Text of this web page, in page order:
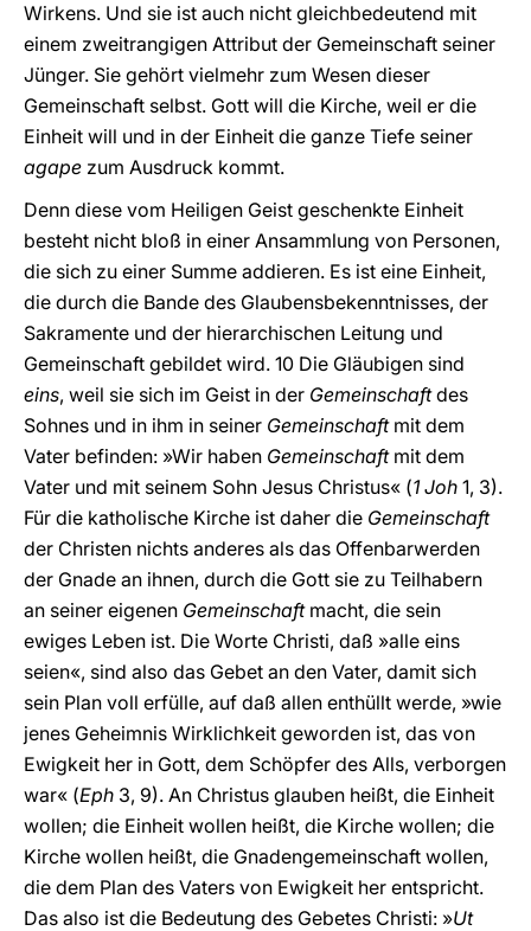
Wirkens. Und sie ist auch nicht gleichbedeutend mit
einem zweitrangigen Attribut der Gemeinschaft seiner
Jünger. Sie gehört vielmehr zum Wesen dieser
Gemeinschaft selbst. Gott will die Kirche, weil er die
Einheit will und in der Einheit die ganze Tiefe seiner
agape zum Ausdruck kommt.
Denn diese vom Heiligen Geist geschenkte Einheit
besteht nicht bloß in einer Ansammlung von Personen,
die sich zu einer Summe addieren. Es ist eine Einheit,
die durch die Bande des Glaubensbekenntnisses, der
Sakramente und der hierarchischen Leitung und
Gemeinschaft gebildet wird. 10 Die Gläubigen sind
eins, weil sie sich im Geist in der Gemeinschaftdes
Sohnes und in ihm in seiner Gemeinschaftmit dem
Vater befinden: »Wir haben Gemeinschaftmit dem
Vater und mit seinem Sohn Jesus Christus« (1 Joh 1, 3).
Für die katholische Kirche ist daher die Gemeinschaft
der Christen nichts anderes als das Offenbarwerden
der Gnade an ihnen, durch die Gott sie zu Teilhabern
an seiner eigenen Gemeinschaftmacht, die sein
ewiges Leben ist. Die Worte Christi, daß »alle eins
seien«, sind also das Gebet an den Vater, damit sich
sein Plan voll erfülle, auf daß allen enthüllt werde, »wie
jenes Geheimnis Wirklichkeit geworden ist, das von
Ewigkeit her in Gott, dem Schöpfer des Alls, verborgen
war« (Eph 3, 9). An Christus glauben heißt, die Einheit
wollen; die Einheit wollen heißt, die Kirche wollen; die
Kirche wollen heißt, die Gnadengemeinschaft wollen,
die dem Plan des Vaters von Ewigkeit her entspricht.
Das also ist die Bedeutung des Gebetes Christi: »Ut